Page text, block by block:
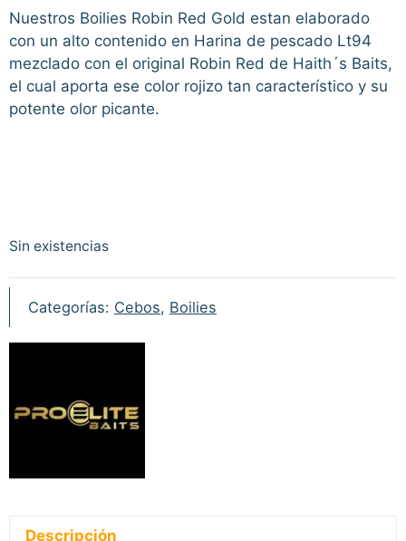
Nuestros Boilies Robin Red Gold estan elaborado
con un alto contenido en Harina de pescado Lt94
mezclado con el original Robin Red de Haith´s Baits,
el cual aporta ese color rojizo tan característico y su
potente olor picante.
Sin existencias
Categorías: Cebos, Boilies
Descripción